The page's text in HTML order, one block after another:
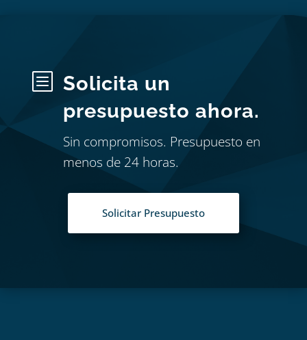
b
Solicita un
presupuesto ahora.
Sin compromisos. Presupuesto en
menos de 24 horas.
Solicitar Presupuesto